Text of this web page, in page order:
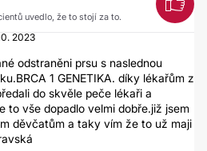
uvedlo, že to stojí za to.
2023
odstraněni prsu s naslednou
1 GENETIKA. díky lékařům z
do skvěle peče lékaři a
to vše dopadlo velmi dobře.již jsem
děvčatům a taky vím že to už maji